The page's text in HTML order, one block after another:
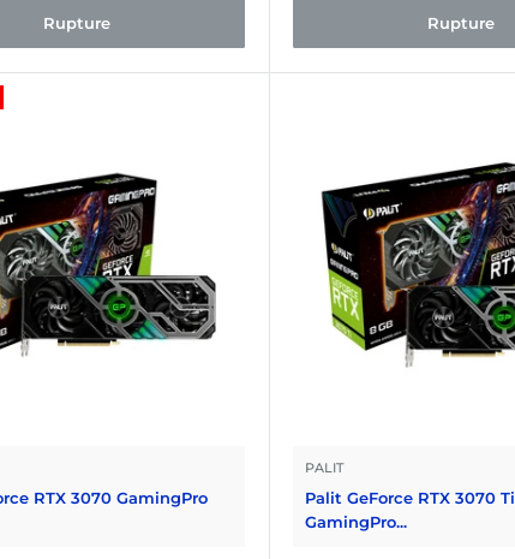
Rupture Rupture
RTX 3070 GamingPro
PALIT
Palit GeForce RTX 3070 Ti
GamingPro...